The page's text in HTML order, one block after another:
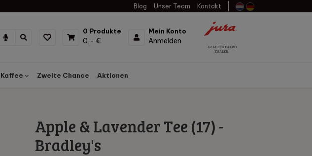
Blog Unser Team Kontakt
0 Produkte
0,- €
Mein Konto
Anmelden
Zweite Chance Aktionen
Apple & Lavender Tee (17) -
Bradley's